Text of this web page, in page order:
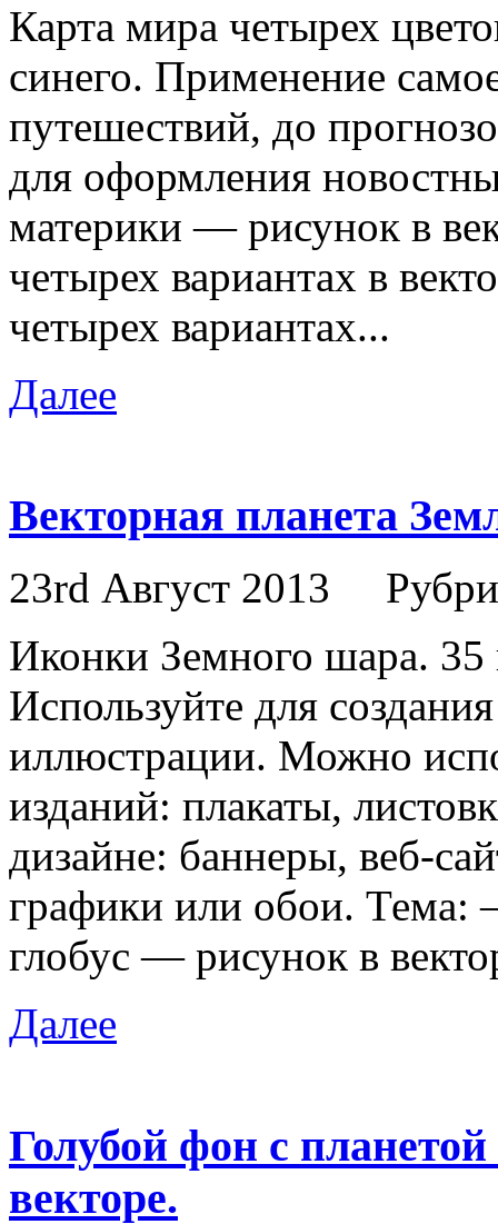
Карта мира четырех
синего. Применение
путешествий, до
для оформления
материки — рисунок в
четырех вариантах в
четырех вариантах...
Далее
Векторная планета
23rd Август 2013
Иконки Земного шара. 35
Используйте для
иллюстрации. Можно
изданий: плакаты,
дизайне: баннеры, веб-
графики или обои. Тема:
глобус — рисунок в
Далее
Голубой фон с
векторе.